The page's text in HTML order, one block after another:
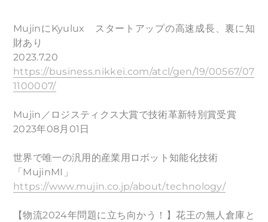
MujinにKyulux スタートアップの高速成長、裏に知
財あり
2023.7.20
https://business.nikkei.com/atcl/gen/19/00567/07
1100007/
Mujin／ロジスティクス大賞で技術革新特別賞受賞
2023年08月01日
世界で唯一の汎用的産業用ロボット知能化技術
「MujinMI」
https://www.mujin.co.jp/about/technology/
【物流2024年問題に立ち向かう！】花王の無人倉庫と